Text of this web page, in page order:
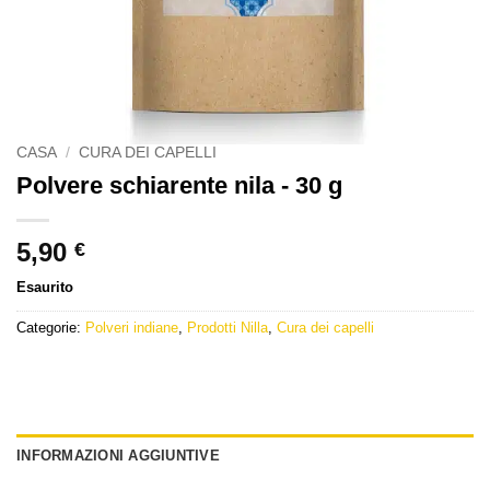
CASA / CURA DEI CAPELLI
Polvere schiarente nila - 30 g
5,90 €
Esaurito
Categorie: Polveri indiane Prodotti Nilla Cura dei capelli
INFORMAZIONI AGGIUNTIVE